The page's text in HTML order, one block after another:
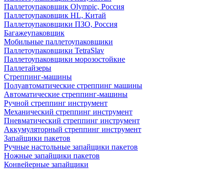
Паллетоупаковщик Olympic, Россия
Паллетоупаковщик HL, Китай
Паллетоупаковщики ПЗО, Россия
Багажеупаковщик
Мобильные паллетоупаковщики
Паллетоупаковщики TetraSlav
Паллетоупаковщики морозостойкие
Паллетайзеры
Стреппинг-машины
Полуавтоматические стреппинг машины
Автоматические стреппинг-машины
Ручной стреппинг инструмент
Механический стреппинг инструмент
Пневматический стреппинг инструмент
Аккумуляторный стреппинг инструмент
Запайщики пакетов
Ручные настольные запайщики пакетов
Ножные запайщики пакетов
Конвейерные запайщики